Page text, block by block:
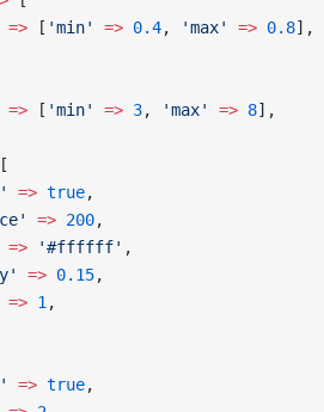
=> [ 'min' => 0.4, 'max' => 0.8],
=> [ 'min' => 3, 'max' => 8],
[
=> true,
=> 200,
=> '#ffffff' ,
=> 0.15,
=> 1 ,
=> true,